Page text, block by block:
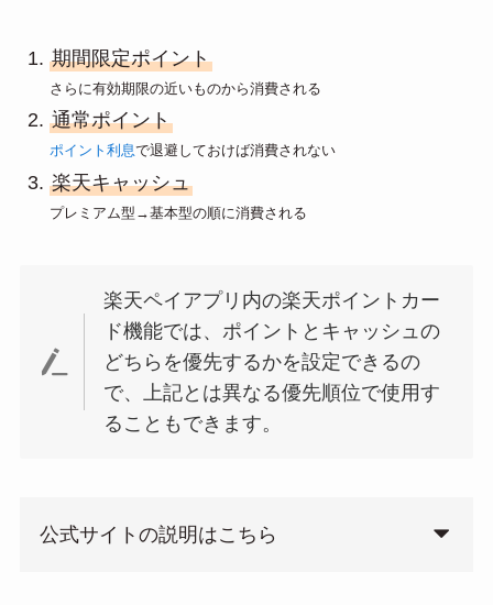
期間限定ポイント
さらに有効期限の近いものから消費される
通常ポイント
ポイント利息で退避しておけば消費されない
楽天キャッシュ
プレミアム型→基本型の順に消費される
楽天ペイアプリ内の楽天ポイントカー
ド機能では、ポイントとキャッシュの
どちらを優先するかを設定できるの
で、上記とは異なる優先順位で使用す
ることもできます。
公式サイトの説明はこちら